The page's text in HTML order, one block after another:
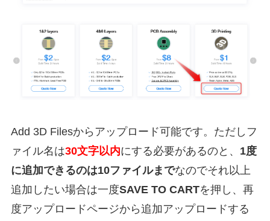
Add 3D Filesからアップロード可能です。ただしフ
ァイル名は30文字以内にする必要があるのと、 1度
に追加できるのは10ファイルまでなのでそれ以上
追加したい場合は一度SAVE TO CARTを押し、再
度アップロードページから追加アップロードする